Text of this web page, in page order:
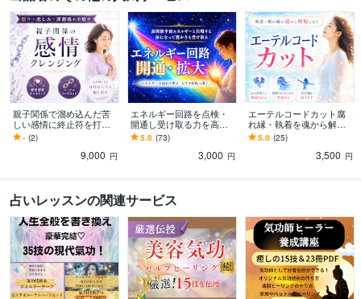
親子関係で溜め込んだ苦
しい感情に終止符を打ち
ます 自動書記チャネリン
グ効果でエーテルコード
を強力に取り去ります
- (2)
9,000 円
エネルギー回路を点検・
開通し受け取る力を高め
ます ヒーリングや豊かさ
を受け取りやすい体に調
整☆脱・停滞感！
5.0 (73)
3,000 円
エーテルコードカット腐
れ縁・執着を魂から解放
します 「なぜか離れられ
ない人」には魂の理由が
5.0 (25)
3,500 円
占いレッスンの関連サービス